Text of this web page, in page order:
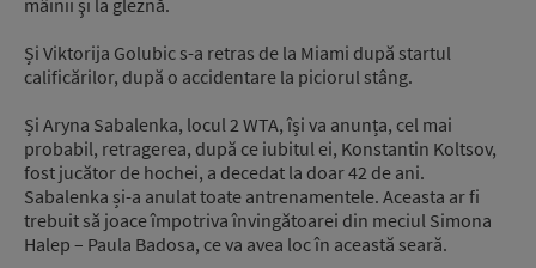
Și Viktorija Golubic s-a retras de la Miami după startul
calificărilor, după o accidentare la piciorul stâng.
Și Aryna Sabalenka, locul 2 WTA, își va anunța, cel mai
probabil, retragerea, după ce iubitul ei, Konstantin Koltsov,
fost jucător de hochei, a decedat la doar 42 de ani.
Sabalenka și-a anulat toate antrenamentele. Aceasta ar fi
trebuit să joace împotriva învingătoarei din meciul Simona
Halep – Paula Badosa, ce va avea loc în această seară.